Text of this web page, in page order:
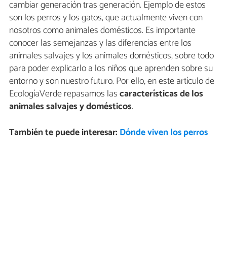
cambiar generación tras generación. Ejemplo de estos
son los perros y los gatos, que actualmente viven con
nosotros como animales domésticos. Es importante
conocer las semejanzas y las diferencias entre los
animales salvajes y los animales domésticos, sobre todo
para poder explicarlo a los niños que aprenden sobre su
entorno y son nuestro futuro. Por ello, en este artículo de
EcologíaVerde repasamos lascaracterísticas de los
animales salvajes y domésticos.
También te puede interesar: Dónde viven los perros